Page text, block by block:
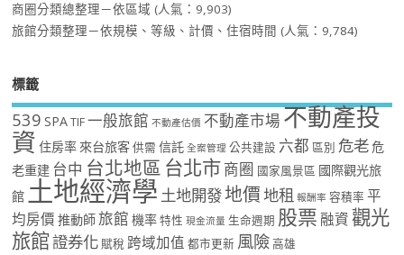
商圈分類總整理－依區域 (人氣：9,903)
旅館分類整理－依規模、等級、計價、住宿時間 (人氣：9,784)
標籤
539 SPA TIF 一般旅館 不動產估價 不動產市場不動產投
資 住房率 來台旅客 供需 信託 全案管理 公共建設 六都 區別 危老危
老重建 台中 台北地區 台北市商圈 國家風景區 國際觀光旅
館 土地經濟學 土地開發地價地租 報酬率 容積率 平
均房價 推動師旅館 機率 特性 現金流量 生命週期 股票 融資 觀光
旅館證券化 賦稅 跨域加值 都市更新 風險 高雄